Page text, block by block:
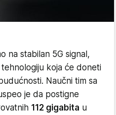
na stabilan 5G signal,
koja će doneti
Naučni tim sa
je da postigne
112 gigabita u